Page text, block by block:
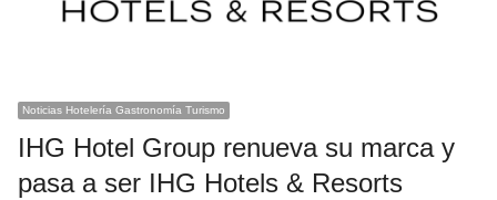
Noticias Hotelería Gastronomía Turismo
IHG Hotel Group renueva su marca y
pasa a ser IHG Hotels & Resorts